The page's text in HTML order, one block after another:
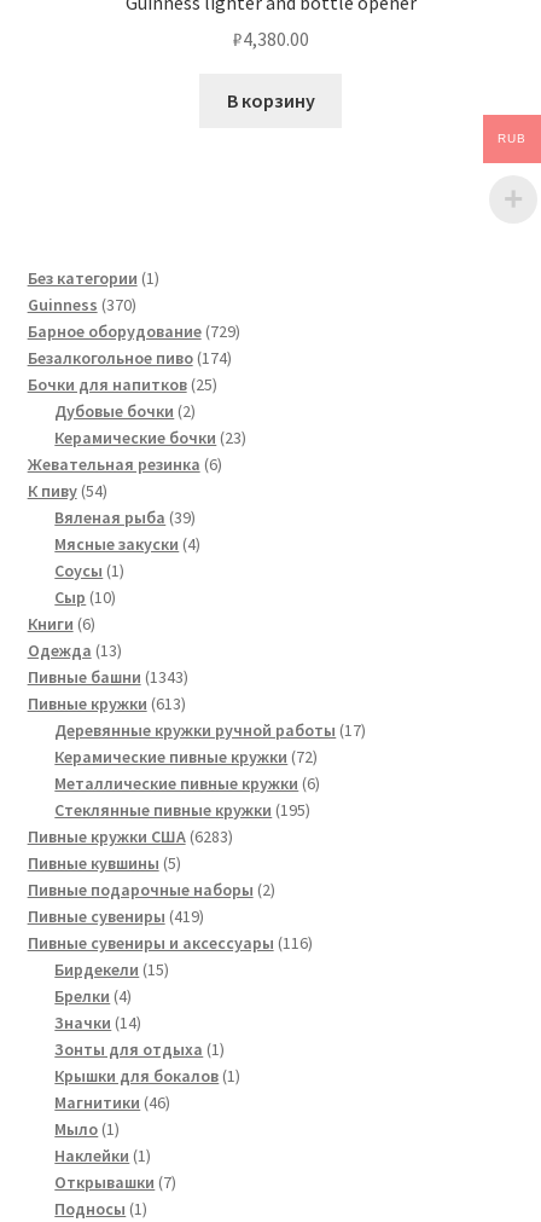
₽4,380.00
В корзину
Без категории 11
Guinness 370370
товаров
Барное оборудование 729729
Безалкогольное пиво 174174
Бочки для напитков 2525
Дубовые бочки 22
товара
Керамические бочки 2323
Жевательная резинка 66
К пиву 5454
товара
Вяленая рыба 3939
товаров
Мясные закуски 44
Соусы 11
Сыр 1010
Книги 66
товаров
Одежда 1313
товаров
Пивные башни 13431343
товара
Пивные кружки 613613
товаров
Деревянные кружки ручной работы 1717
Керамические пивные кружки 7272
товара
Металлические пивные кружки 66
Стеклянные пивные кружки 195195
Пивные кружки США 62836283
Пивные кувшины 55
товаров
Пивные подарочные наборы 22
Пивные сувениры 419419
товаров
Пивные сувениры и аксессуары 116116
Бирдекели 1515
Брелки 44
товара
Значки 1414
товаров
Зонты для отдыха 11
товар
Крышки для бокалов 11
Магнитики 4646
Мыло 11
товар
Наклейки 11
товар
Открывашки 77
Подносы 11
RUB